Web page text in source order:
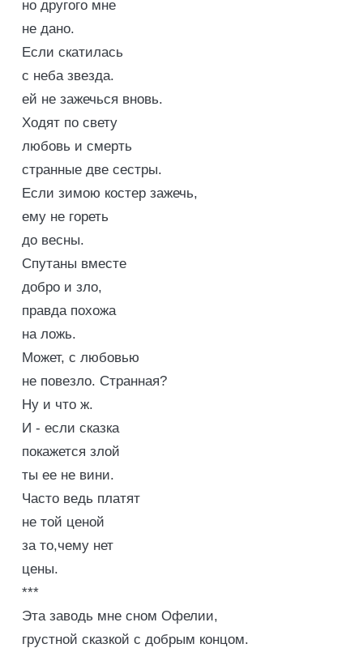
но другого мне
не дано.
Если скатилась
с неба звезда.
ей не зажечься вновь.
Ходят по свету
любовь и смерть
странные две сестры.
Если зимою костер зажечь,
ему не гореть
до весны.
Спутаны вместе
добро и зло,
правда похожа
на ложь.
Может, с любовью
не повезло. Странная?
Ну и что ж.
И - если сказка
покажется злой
ты ее не вини.
Часто ведь платят
не той ценой
за то,чему нет
цены.
***
Эта заводь мне сном Офелии,
грустной сказкой с добрым концом.